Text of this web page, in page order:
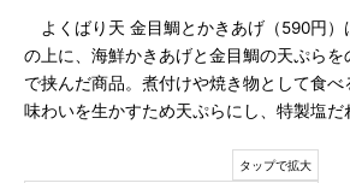
よくばり天 金目鯛とかきあげ（590円）
の上に、海鮮かきあげと金目鯛の天ぷらを
で挟んだ商品。煮付けや焼き物として食
味わいを生かすため天ぷらにし、特製塩だ